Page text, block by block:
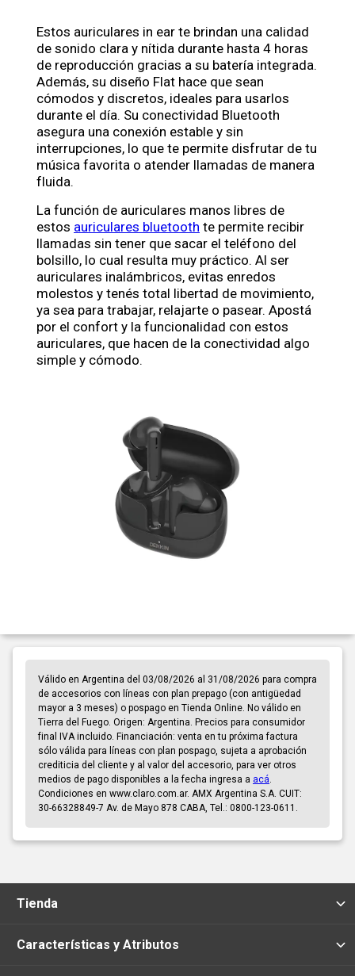
Estos auriculares in ear te brindan una calidad
de sonido clara y nítida durante hasta 4 horas
de reproducción gracias a su batería integrada.
Además, su diseño Flat hace que sean
cómodos y discretos, ideales para usarlos
durante el día. Su conectividad Bluetooth
asegura una conexión estable y sin
interrupciones, lo que te permite disfrutar de tu
música favorita o atender llamadas de manera
fluida.
La función de auriculares manos libres de
estos auriculares bluetooth te permite recibir
llamadas sin tener que sacar el teléfono del
bolsillo, lo cual resulta muy práctico. Al ser
auriculares inalámbricos, evitas enredos
molestos y tenés total libertad de movimiento,
ya sea para trabajar, relajarte o pasear. Apostá
por el confort y la funcionalidad con estos
auriculares, que hacen de la conectividad algo
simple y cómodo.
Válido en Argentina del 03/08/2026 al 31/08/2026 para compra
de accesorios con líneas con plan prepago (con antigüedad
mayor a 3 meses) o pospago en Tienda Online. No válido en
Tierra del Fuego. Origen: Argentina. Precios para consumidor
final IVA incluido. Financiación: venta en tu próxima factura
sólo válida para líneas con plan pospago, sujeta a aprobación
crediticia del cliente y al valor del accesorio, para ver otros
medios de pago disponibles a la fecha ingresa a acá
Condiciones en www.claro.com.ar. AMX Argentina S.A. CUIT:
30-66328849-7 Av. de Mayo 878 CABA, Tel.: 0800-123-0611.
Tienda
Características y Atributos